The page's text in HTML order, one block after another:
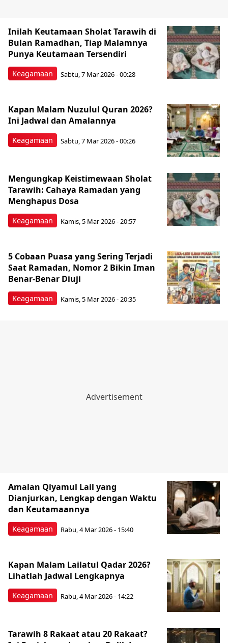
Keagamaan
Inilah Keutamaan Sholat Tarawih di
Bulan Ramadhan, Tiap Malamnya
Punya Keutamaan Tersendiri
Sabtu, 7 Mar 2026 - 00:28
Keagamaan
Kapan Malam Nuzulul Quran 2026?
Ini Jadwal dan Amalannya
Sabtu, 7 Mar 2026 - 00:26
Keagamaan
Mengungkap Keistimewaan Sholat
Tarawih: Cahaya Ramadan yang
Menghapus Dosa
Kamis, 5 Mar 2026 - 20:57
Keagamaan
5 Cobaan Puasa yang Sering Terjadi
Saat Ramadan, Nomor 2 Bikin Iman
Benar-Benar Diuji
Kamis, 5 Mar 2026 - 20:35
Keagamaan
Amalan Qiyamul Lail yang
Dianjurkan, Lengkap dengan Waktu
dan Keutamaannya
Rabu, 4 Mar 2026 - 15:40
Keagamaan
Kapan Malam Lailatul Qadar 2026?
Lihatlah Jadwal Lengkapnya
Rabu, 4 Mar 2026 - 14:22
Tarawih 8 Rakaat atau 20 Rakaat?